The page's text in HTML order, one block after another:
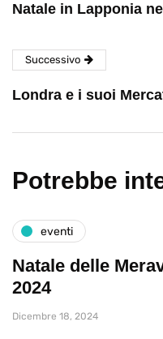
Natale in Lapponia
Successivo
Londra e i suoi
Potrebbe
eventi
Natale delle
2024
Dicembre 18, 2024